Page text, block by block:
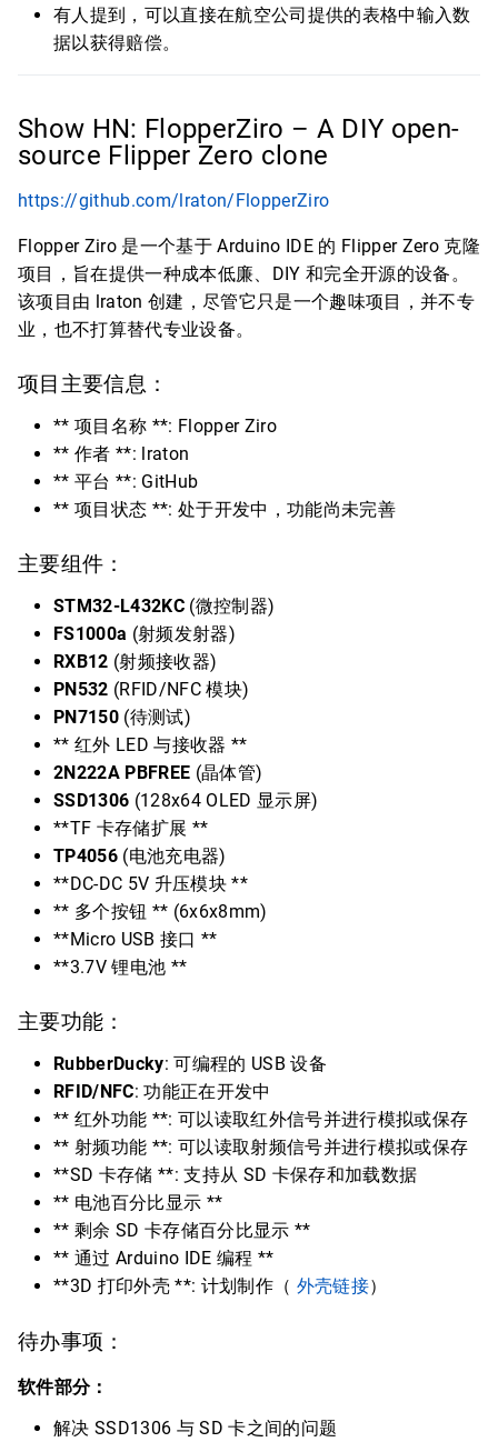
有人提到，可以直接在航空公司提供的表格中输入数
据以获得赔偿。
Show HN: FlopperZiro – A DIY open-
source Flipper Zero clone
https://github.com/lraton/FlopperZiro
Flopper Ziro 是一个基于 Arduino IDE 的 Flipper Zero 克隆
项目，旨在提供一种成本低廉、DIY 和完全开源的设备。
该项目由 lraton 创建，尽管它只是一个趣味项目，并不专
业，也不打算替代专业设备。
项目主要信息：
** 项目名称 **: Flopper Ziro
** 作者 **: lraton
** 平台 **: GitHub
** 项目状态 **: 处于开发中，功能尚未完善
主要组件：
STM32-L432KC(微控制器)
FS1000a (射频发射器)
RXB12 (射频接收器)
PN532 (RFID/NFC 模块)
PN7150(待测试)
** 红外 LED 与接收器 **
2N222A PBFREE (晶体管)
SSD1306 (128x64 OLED 显示屏)
**TF 卡存储扩展 **
TP4056(电池充电器)
**DC-DC 5V 升压模块 **
** 多个按钮 ** (6x6x8mm)
**Micro USB 接口 **
**3.7V 锂电池 **
主要功能：
RubberDucky: 可编程的 USB 设备
RFID/NFC: 功能正在开发中
** 红外功能 **: 可以读取红外信号并进行模拟或保存
** 射频功能 **: 可以读取射频信号并进行模拟或保存
**SD 卡存储 **: 支持从 SD 卡保存和加载数据
** 电池百分比显示 **
** 剩余 SD 卡存储百分比显示 **
** 通过 Arduino IDE 编程 **
**3D 打印外壳 **: 计划制作（ 外壳链接）
待办事项：
软件部分：
解决 SSD1306 与 SD 卡之间的问题